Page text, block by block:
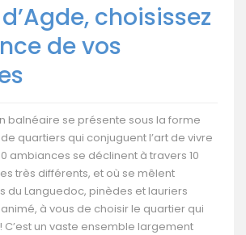
choisissez
de vos
balnéaire se présente sous la forme
quartiers qui conjuguent l’art de vivre
ambiances se déclinent à travers 10
très différents, et où se mêlent
du Languedoc, pinèdes et lauriers
à vous de choisir le quartier qui
un vaste ensemble largement